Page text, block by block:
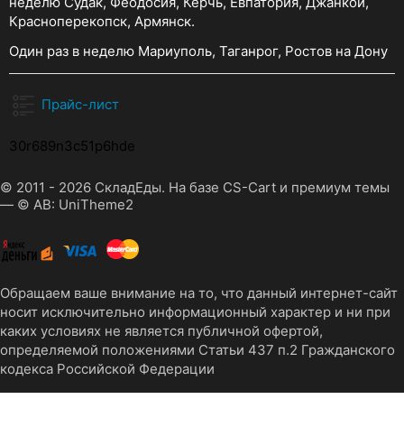
Красноперекопск, Армянск.
Один раз в неделю Мариуполь, Таганрог, Ростов на Дону
Прайс-лист
30r689n3c51p6hde
© 2011 - 2026 СкладЕды. На базе CS-Cart и премиум темы
— © AB: UniTheme2
Обращаем ваше внимание на то, что данный интернет-сайт
носит исключительно информационный характер и ни при
каких условиях не является публичной офертой,
определяемой положениями Статьи 437 п.2 Гражданского
кодекса Российской Федерации